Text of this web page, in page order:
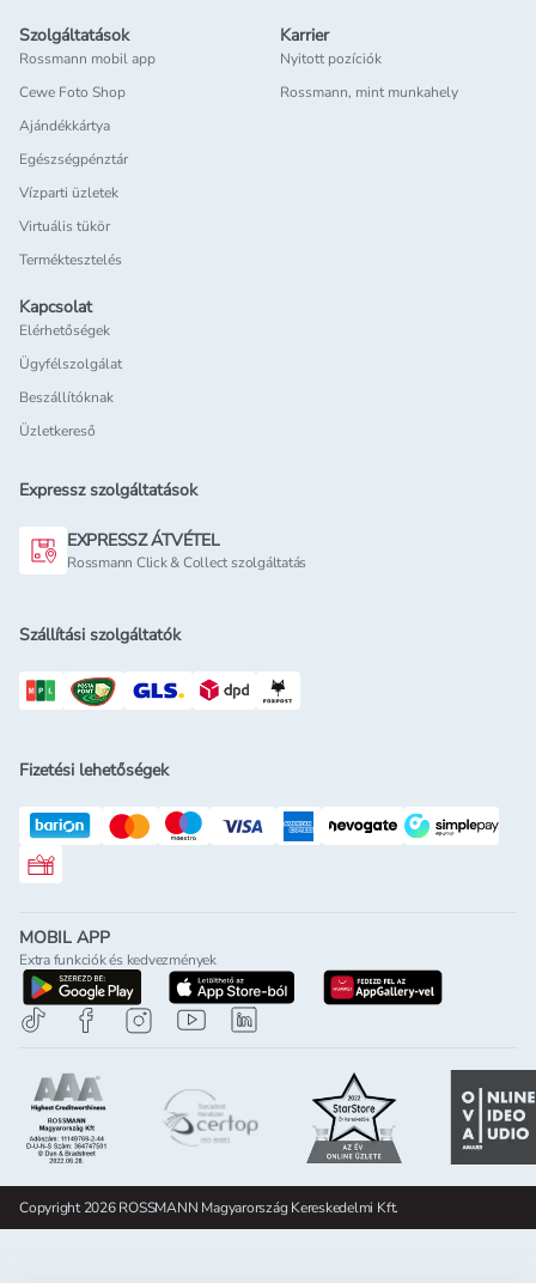
Szolgáltatások
Rossmann mobil app
Cewe Foto Shop
Ajándékkártya
Egészségpénztár
Vízparti üzletek
Virtuális tükör
Terméktesztelés
Karrier
Nyitott pozíciók
Rossmann, mint munkahely
Kapcsolat
Elérhetőségek
Ügyfélszolgálat
Beszállítóknak
Üzletkereső
Expressz szolgáltatások
EXPRESSZ ÁTVÉTEL
Rossmann Click & Collect szolgáltatás
Szállítási szolgáltatók
Fizetési lehetőségek
Rossmann ajándékkártya
MOBIL APP
Extra funkciók és kedvezmények
letöltés a google-play-rölletöltés az app-store-ból
letöltés
Copyright 2026 ROSSMANN Magyarország Kereskedelmi Kft.